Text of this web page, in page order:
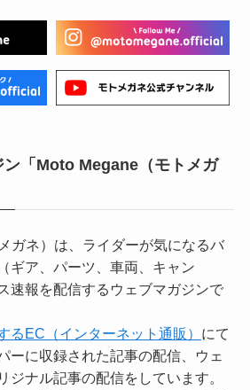
ン「Moto Megane（モトメガ
ガネ）は、ライダーが気になるバ
ギア、パーツ、車両、キャン
速報を配信するウェブマガジンで
るEC（インターネット通販） にて
ーに収録された記事の配信、ウェ
ジナル記事の配信をしています。